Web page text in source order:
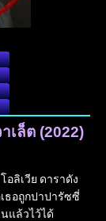
เล็ต (2022)
อลิเวีย ดาราดัง
ธอถูกปาปารัซซี่
แล้วไว้ได้